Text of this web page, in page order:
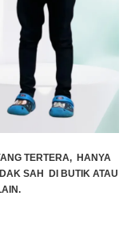
TERTERA, HANYA
SAH DI BUTIK ATAU